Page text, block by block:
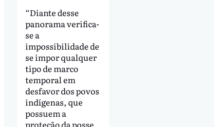
“Diante desse
panorama verifica-
se a
impossibilidade de
se impor qualquer
tipo de marco
temporal em
desfavor dos povos
indígenas, que
possuem a
proteção da posse